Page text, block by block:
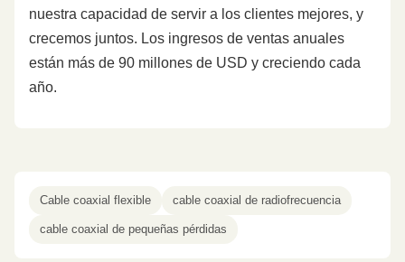
nuestra capacidad de servir a los clientes mejores, y
crecemos juntos. Los ingresos de ventas anuales
están más de 90 millones de USD y creciendo cada
año.
Cable coaxial flexible cable coaxial de radiofrecuencia
cable coaxial de pequeñas pérdidas